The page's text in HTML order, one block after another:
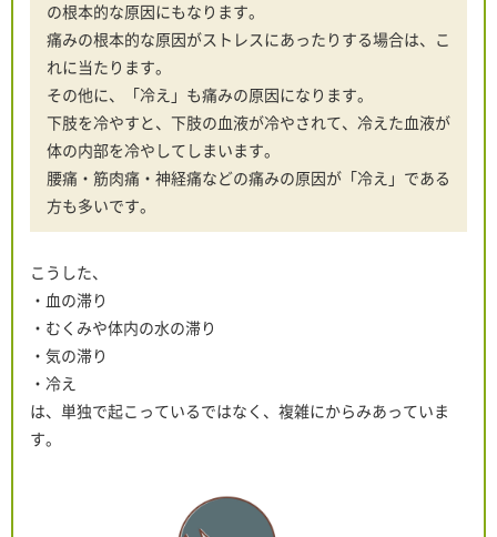
の根本的な原因にもなります。
痛みの根本的な原因がストレスにあったりする場合は、こ
れに当たります。
その他に、「冷え」も痛みの原因になります。
下肢を冷やすと、下肢の血液が冷やされて、冷えた血液が
体の内部を冷やしてしまいます。
腰痛・筋肉痛・神経痛などの痛みの原因が「冷え」である
方も多いです。
こうした、
・血の滞り
・むくみや体内の水の滞り
・気の滞り
・冷え
は、単独で起こっているではなく、複雑にからみあっていま
す。